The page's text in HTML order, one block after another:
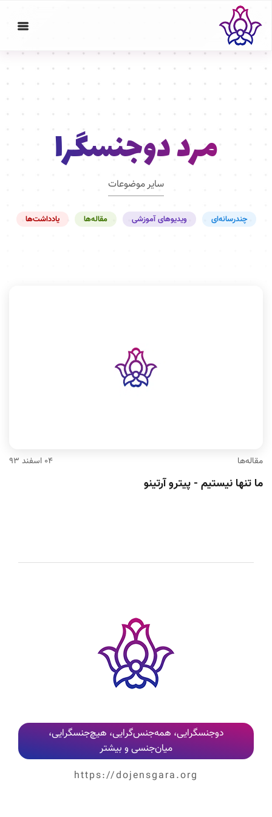
مرد دوجنسگرا
سایر موضوعات
چندرسانه‌ای ویدیوهای آموزشی مقاله‌ها یادداشت‌ها
مقاله‌ها ۰۴ اسفند ۹۳
ما تنها نیستیم - پیترو آرتینو
دوجنسگرایی، همه‌جنس‌گرایی، هیچ‌جنسگرایی،
میان‌جنسی و بیشتر
https://dojensgara.org